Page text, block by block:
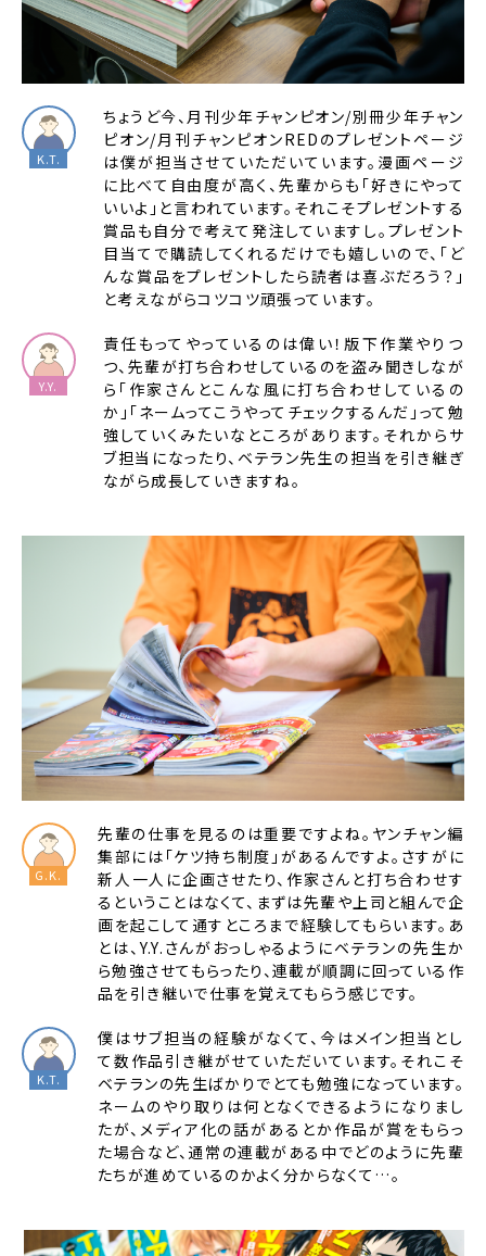
ちょうど今、月刊少年チャンピオン/別冊少年チャン
ピオン/月刊チャンピオンREDのプレゼントページ
は僕が担当させていただいています。漫画ページ
に比べて自由度が高く、先輩からも「好きにやって
いいよ」と言われています。それこそプレゼントする
賞品も自分で考えて発注していますし。プレゼント
目当てで購読してくれるだけでも嬉しいので、「ど
んな賞品をプレゼントしたら読者は喜ぶだろう？」
と考えながらコツコツ頑張っています。
責任もってやっているのは偉い！版下作業やりつ
つ、先輩が打ち合わせしているのを盗み聞きしなが
ら「作家さんとこんな風に打ち合わせしているの
か」「ネームってこうやってチェックするんだ」って勉
強していくみたいなところがあります。それからサ
ブ担当になったり、ベテラン先生の担当を引き継ぎ
ながら成長していきますね。
先輩の仕事を見るのは重要ですよね。ヤンチャン編
集部には「ケツ持ち制度」があるんですよ。さすがに
新人一人に企画させたり、作家さんと打ち合わせす
るということはなくて、まずは先輩や上司と組んで企
画を起こして通すところまで経験してもらいます。あ
とは、Y.Y.さんがおっしゃるようにベテランの先生か
ら勉強させてもらったり、連載が順調に回っている作
品を引き継いで仕事を覚えてもらう感じです。
僕はサブ担当の経験がなくて、今はメイン担当とし
て数作品引き継がせていただいています。それこそ
ベテランの先生ばかりでとても勉強になっています。
ネームのやり取りは何となくできるようになりまし
たが、メディア化の話があるとか作品が賞をもらっ
た場合など、通常の連載がある中でどのように先輩
たちが進めているのかよく分からなくて…。